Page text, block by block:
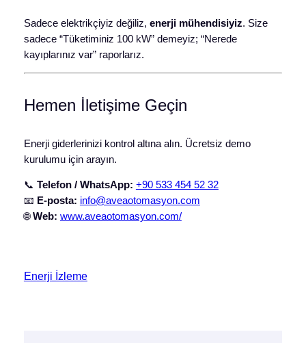
Sadece elektrikçiyiz değiliz, enerji mühendisiyiz. Size
sadece “Tüketiminiz 100 kW” demeyiz; “Nerede
kayıplarınız var” raporlarız.
Hemen İletişime Geçin
Enerji giderlerinizi kontrol altına alın. Ücretsiz demo
kurulumu için arayın.
📞 Telefon / WhatsApp: +90 533 454 52 32
📧 E-posta: info@aveaotomasyon.com
🌐Web: www.aveaotomasyon.com/
Enerji İzleme